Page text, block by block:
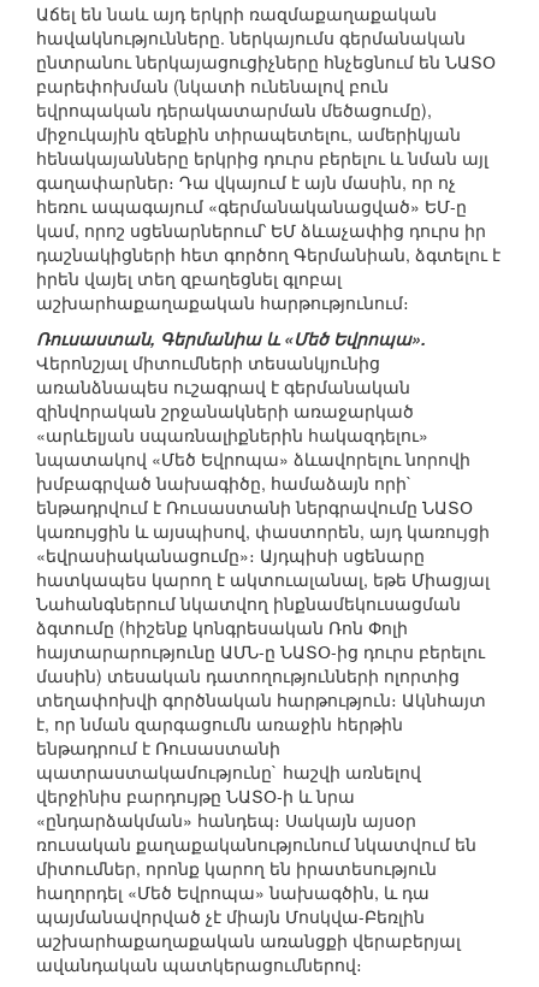
Աճել են նաև այդ երկրի ռազմաքաղաքական
հավակնությունները. ներկայումս գերմանական
ընտրանու ներկայացուցիչները հնչեցնում են ՆԱՏՕ
բարեփոխման (նկատի ունենալով բուն
եվրոպական դերակատարման մեծացումը),
միջուկային զենքին տիրապետելու, ամերիկյան
հենակայանները երկրից դուրս բերելու և նման այլ
գաղափարներ։ Դա վկայում է այն մասին, որ ոչ
հեռու ապագայում «գերմանականացված» ԵՄ-ը
կամ, որոշ սցենարներում՝ ԵՄ ձևաչափից դուրս իր
դաշնակիցների հետ գործող Գերմանիան, ձգտելու է
իրեն վայել տեղ զբաղեցնել գլոբալ
աշխարհաքաղաքական հարթությունում։
Ռուսաստան, Գերմանիա և «Մեծ Եվրոպա».
Վերոնշյալ միտումների տեսանկյունից
առանձնապես ուշագրավ է գերմանական
զինվորական շրջանակների առաջարկած
«արևելյան սպառնալիքներին հակազդելու»
նպատակով «Մեծ Եվրոպա» ձևավորելու նորովի
խմբագրված նախագիծը, համաձայն որի`
ենթադրվում է Ռուսաստանի ներգրավումը ՆԱՏՕ
կառույցին և այսպիսով, փաստորեն, այդ կառույցի
«եվրասիականացումը»։ Այդպիսի սցենարը
հատկապես կարող է ակտուալանալ, եթե Միացյալ
Նահանգներում նկատվող ինքնամեկուսացման
ձգտումը (հիշենք կոնգրեսական Ռոն Փոլի
հայտարարությունը ԱՄՆ-ը ՆԱՏՕ-ից դուրս բերելու
մասին) տեսական դատողությունների ոլորտից
տեղափոխվի գործնական հարթություն։ Ակնհայտ
է, որ նման զարգացումն առաջին հերթին
ենթադրում է Ռուսաստանի
պատրաստակամությունը` հաշվի առնելով
վերջինիս բարդույթը ՆԱՏՕ-ի և նրա
«ընդարձակման» հանդեպ։ Սակայն այսօր
ռուսական քաղաքականությունում նկատվում են
միտումներ, որոնք կարող են իրատեսություն
հաղորդել «Մեծ Եվրոպա» նախագծին, և դա
պայմանավորված չէ միայն Մոսկվա-Բեռլին
աշխարհաքաղաքական առանցքի վերաբերյալ
ավանդական պատկերացումներով։